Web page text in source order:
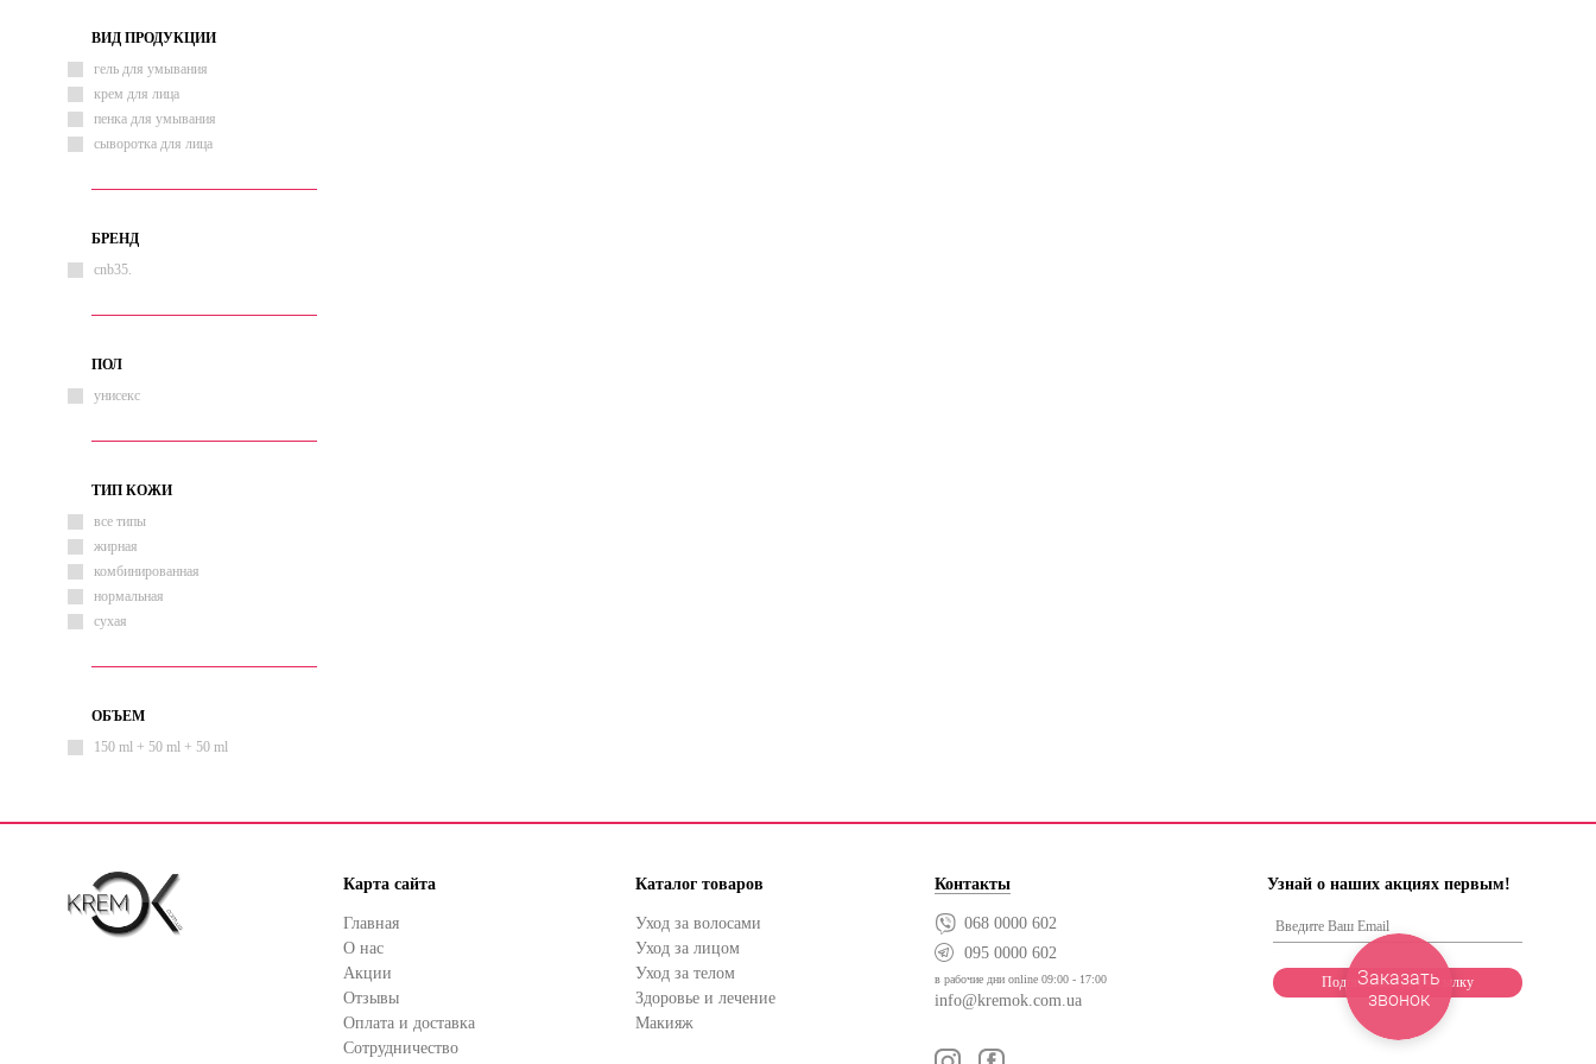
ВИД ПРОДУКЦИИ
гель для умывания
крем для лица
пенка для умывания
сыворотка для лица
БРЕНД
cnb35.
ПОЛ
унисекс
ТИП КОЖИ
все типы
жирная
комбинированная
нормальная
сухая
ОБЪЕМ
150 ml + 50 ml + 50 ml
Карта сайта
Главная
О нас
Акции
Отзывы
Оплата и доставка
Сотрудничество
Каталог товаров
Уход за волосами
Уход за лицом
Уход за телом
Здоровье и лечение
Макияж
Контакты
068 0000 602
095 0000 602
в рабочие дни online 09:00 - 17:00
info@kremok.com.ua
Узнай о наших акциях первым!
Заказать
звонок